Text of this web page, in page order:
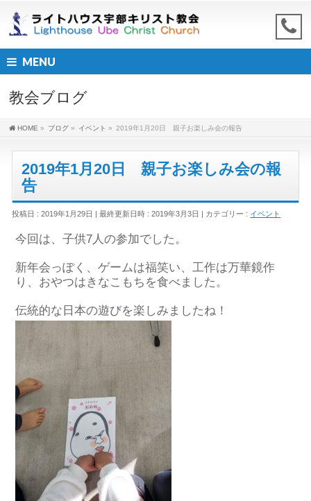
MENU
教会ブログ
HOME » ブログ » イベント » 2019年1月20日 親子お楽しみ会の報告
2019年1月20日 親子お楽しみ会の報
告
投稿日 : 2019年1月29日 最終更新日時 : 2019年3月3日 カテゴリー : イベント
今回は、子供7人の参加でした。
新年会っぽく、ゲームは福笑い、工作は万華鏡作
り、おやつはきなこもちを食べました。
伝統的な日本の遊びを楽しみましたね！